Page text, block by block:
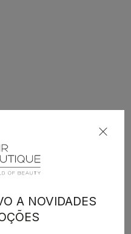
A NOVIDADES